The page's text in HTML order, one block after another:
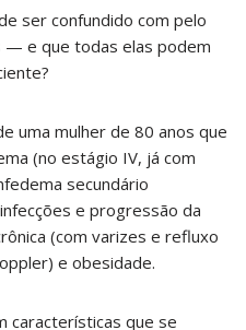
ser confundido com pelo
— e que todas elas podem
uma mulher de 80 anos que
(no estágio IV, já com
secundário
e progressão da
(com varizes e refluxo
e obesidade.
características que se